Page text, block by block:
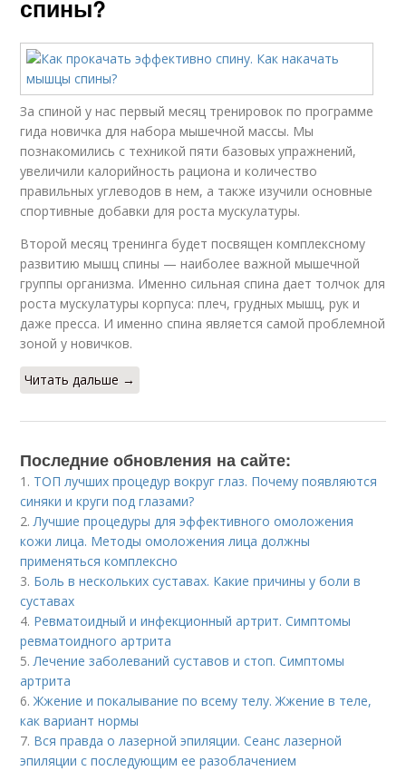
спины?
За спиной у нас первый месяц тренировок по программе
гида новичка для набора мышечной массы. Мы
познакомились с техникой пяти базовых упражнений,
увеличили калорийность рациона и количество
правильных углеводов в нем, а также изучили основные
спортивные добавки для роста мускулатуры.
Второй месяц тренинга будет посвящен комплексному
развитию мышц спины — наиболее важной мышечной
группы организма. Именно сильная спина дает толчок для
роста мускулатуры корпуса: плеч, грудных мышц, рук и
даже пресса. И именно спина является самой проблемной
зоной у новичков.
Читать дальше →
Последние обновления на сайте:
1. ТОП лучших процедур вокруг глаз. Почему появляются
синяки и круги под глазами?
2.Лучшие процедуры для эффективного омоложения
кожи лица. Методы омоложения лица должны
применяться комплексно
3. Боль в нескольких суставах. Какие причины у боли в
суставах
4. Ревматоидный и инфекционный артрит. Симптомы
ревматоидного артрита
5.Лечение заболеваний суставов и стоп. Симптомы
артрита
6.Жжение и покалывание по всему телу. Жжение в теле,
как вариант нормы
7. Вся правда о лазерной эпиляции. Сеанс лазерной
эпиляции с последующим ее разоблачением